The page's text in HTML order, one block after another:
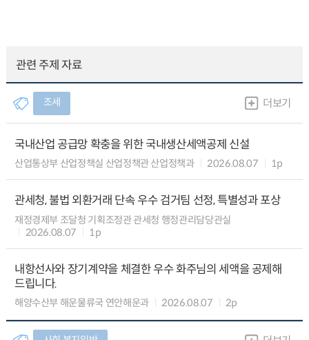
관련 주제 자료
조세 더보기
국내산업 공급망 확충을 위한 국내생산세액공제 신설
산업통상부 산업정책실 산업정책관 산업정책과 2026.08.07 1p
관세청, 불법 외환거래 단속 우수 검거팀 선정, 특별성과 포상
재정경제부 조달청 기획조정관 관세청 행정관리담당관실
2026.08.07
1p
내항선사와 장기계약을 체결한 우수 화주님의 세액을 공제해
드립니다.
해양수산부 해운물류국 연안해운과 2026.08.07 2p